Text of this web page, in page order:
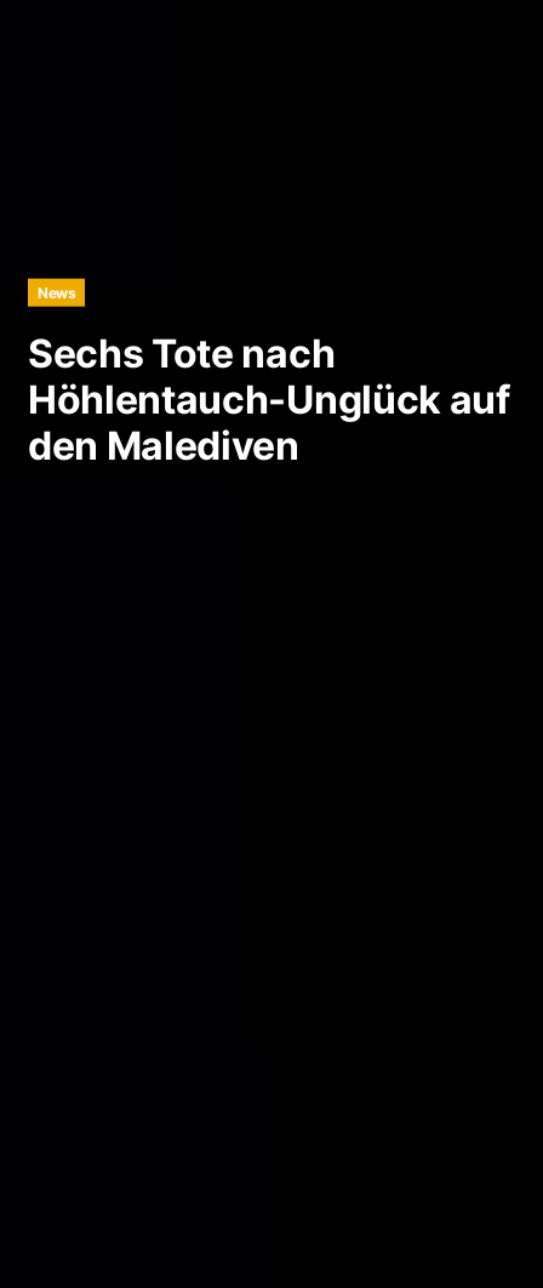
News
Sechs Tote nach
Höhlentauch-Unglück auf
den Malediven